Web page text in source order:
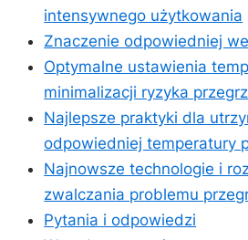
intensywnego użytkowania
Znaczenie odpowiedniej
Optymalne ustawienia
minimalizacji ryzyka
Najlepsze praktyki dla
odpowiedniej⁣ temperatury
Najnowsze technologie i
zwalczania ‍problemu
Pytania i odpowiedzi